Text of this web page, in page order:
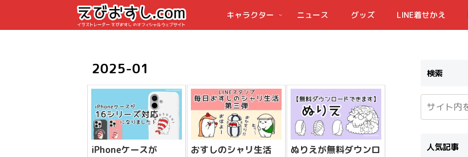
キャラクター ニュース グッズ LINE着せかえ
2025-01
iPhoneケースが
おすしのシャリ生活
ぬりえが無料ダウンロ
検索
人気記事